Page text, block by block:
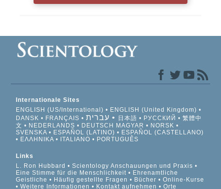
Internationale Sites
ENGLISH (US/International)
ENGLISH (United Kingdom)
DANSK
FRANÇAIS עברית 日本語 РУССКИЙ
繁體中
文
NEDERLANDS DEUTSCH MAGYAR
NORSK
SVENSKA
ESPAÑOL (LATINO)
ESPAÑOL (CASTELLANO)
ΕΛΛΗΝΙΚA
ITALIANO PORTUGUÊS
Links
L. Ron Hubbard
Scientology Anschauungen und Praxis
Eine Stimme für die Menschlichkeit
Ehrenamtliche
Geistliche
Häufig gestellte Fragen Bücher
Online-Kurse
Weitere Informationen
Kontakt aufnehmen Orte